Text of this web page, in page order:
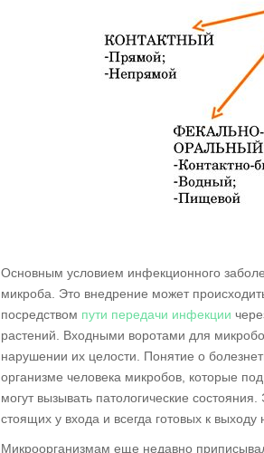
Основным условием инфекционного
микроба. Это внедрение может
посредством пути передачи инфекции
растений. Входными воротами для
нарушении их целости. Понятие о
организме человека микробов, которые
могут вызывать патологические
стоящих у входа и всегда готовых к
Микроорганизмам еще недавно